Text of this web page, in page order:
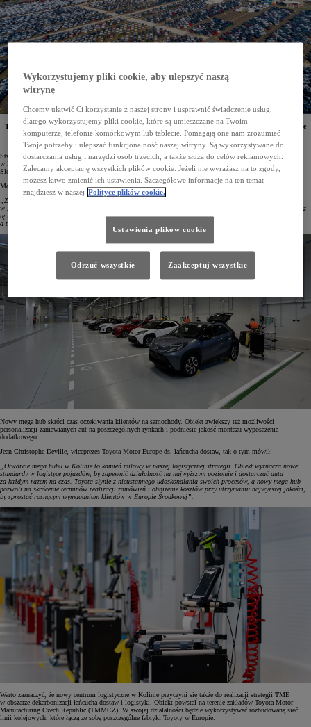
Toyota Motor Europe (TME) otwiera w czeskim Kolinie swój pierwszy mega hub. Ułatwi on operacje
logistyczne koncernu w Europie Środkowej, a także skróci czas oczekiwania europejskich klientów
na zamówione auta marki Toyota i Lexus. Inwestycja ta kosztowała 17 mln euro.
Stworzony przez Toyota Motor Europe w czeskim Kolinie mega hub to największy tego typu obiekt Toyoty
w Europie. Nowe centrum logistyczne będzie dostarczać samochody do Austrii, Czech, Niemiec, Polski,
Słowacji i Węgier. Rocznie będzie w stanie obsłużyć nawet 350 000 aut.
Mówiąc o tej inwestycji, dr Robert Kiml, prezes Toyota Motor Manufacturing Czech Republic, podkreślił:
„Zainwestowaliśmy w Czechach 17 mln euro. Ten strategiczny ruch nie tylko wzmacnia obecność Toyoty
w Europie Środkowej, ale także pokazuje, że jesteśmy pewni potencjału, jakim dysponuje ten region. Poprzez
tę inwestycję wspieramy innowacyjność, efektywność i zrównoważony rozwój, na czym skorzystają klienci,
a także lokalna gospodarka”.
Nowy mega hub skróci czas oczekiwania klientów na samochody. Obiekt zwiększy też możliwości
personalizacji zamawianych aut na poszczególnych rynkach i podniesie jakość montażu wyposażenia
dodatkowego.
Jean-Christophe Deville, wiceprezes Toyota Motor Europe ds. łańcucha dostaw, tak o tym mówił:
„Otwarcie mega hubu w Kolinie to kamień milowy w naszej logistycznej strategii. Obiekt wyznacza nowe
standardy w logistyce pojazdów, by zapewnić działalność na najwyższym poziomie i dostarczać auta
za każdym razem na czas. Toyota słynie z nieustannego udoskonalania swoich procesów, a nowy mega hub
pozwoli na skrócenie terminów realizacji zamówień i obniżenie kosztów przy utrzymaniu najwyższej jakości,
by sprostać rosnącym wymaganiom klientów w Europie Środkowej”.
Warto zaznaczyć, że nowy centrum logistyczne w Kolinie przyczyni się także do realizacji strategii TME
w obszarze dekarbonizacji łańcucha dostaw i logistyki. Obiekt powstał na terenie zakładów Toyota Motor
Manufacturing Czech Republic (TMMCZ). W swojej działalności będzie wykorzystywać rozbudowaną sieć
linii kolejowych, które łączą ze sobą poszczególne fabryki Toyoty w Europie.
Wykorzystujemy pliki cookie, aby ulepszyć naszą
witrynę
Chcemy ułatwić Ci korzystanie z naszej strony i usprawnić świadczenie usług,
dlatego wykorzystujemy pliki cookie, które są umieszczane na Twoim
komputerze, telefonie komórkowym lub tablecie. Pomagają one nam zrozumieć
Twoje potrzeby i ulepszać funkcjonalność naszej witryny. Są wykorzystywane do
dostarczania usług i narzędzi osób trzecich, a także służą do celów reklamowych.
Zalecamy akceptację wszystkich plików cookie. Jeżeli nie wyrażasz na to zgody,
możesz łatwo zmienić ich ustawienia. Szczegółowe informacje na ten temat
znajdziesz w naszej Polityce plików cookie.
Ustawienia plików cookie
Odrzuć wszystkie Zaakceptuj wszystkie